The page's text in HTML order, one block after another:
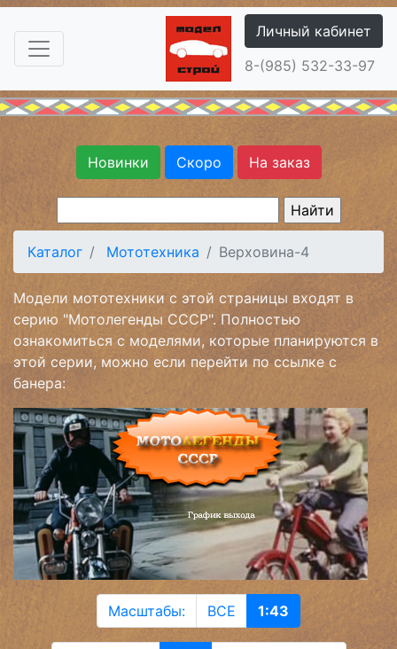
Личный кабинет
8-(985) 532-33-97
Новинки Скоро На заказ
Каталог Мототехника Верховина-4
Модели мототехники с этой страницы входят в
серию "Мотолегенды СССР". Полностью
ознакомиться с моделями, которые планируются в
этой серии, можно если перейти по ссылке с
банера:
Масштабы: ВСЕ 1:43